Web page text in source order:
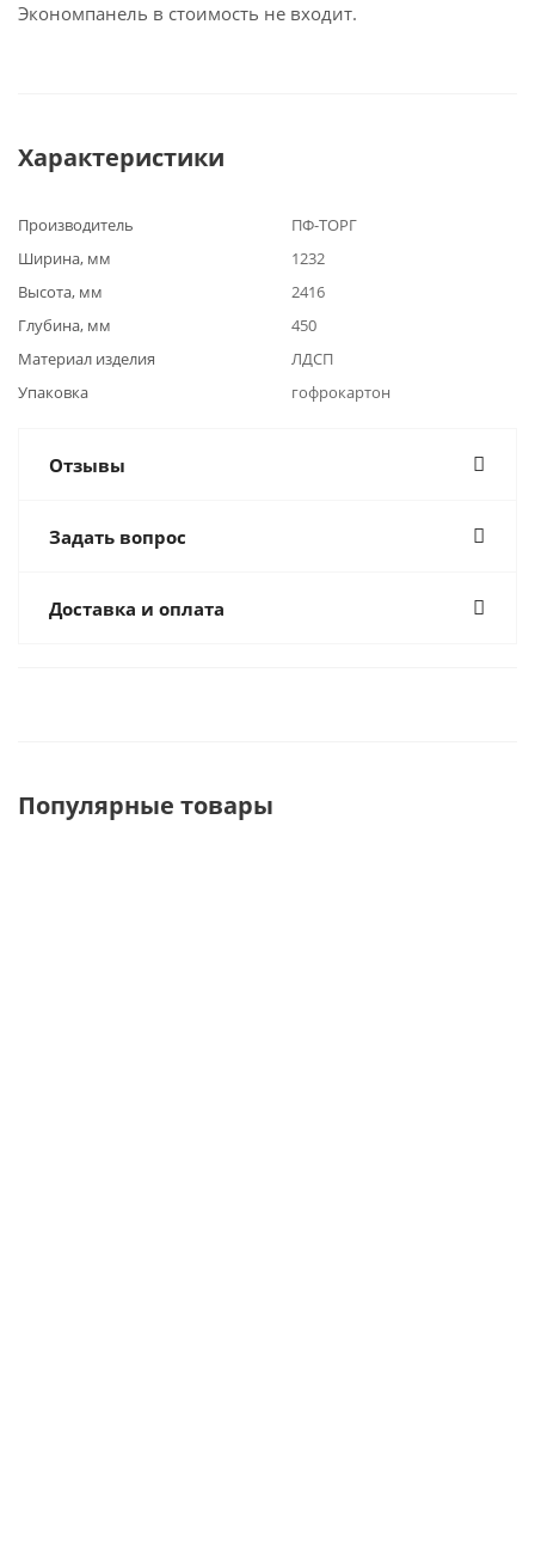
Экономпанель в стоимость не входит.
Характеристики
Производитель
ПФ-ТОРГ
Ширина, мм
1232
Высота, мм
2416
Глубина, мм
450
Материал изделия
ЛДСП
Упаковка
гофрокартон
Отзывы
Задать вопрос
Доставка и оплата
Популярные товары